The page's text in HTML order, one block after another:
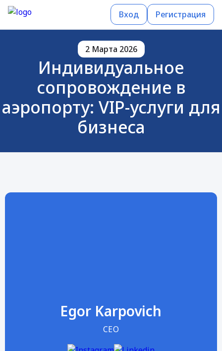
Вход Регистрация
2 Марта 2026
Индивидуальное
сопровождение в
аэропорту: VIP-услуги для
бизнеса
Egor Karpovich
CEO